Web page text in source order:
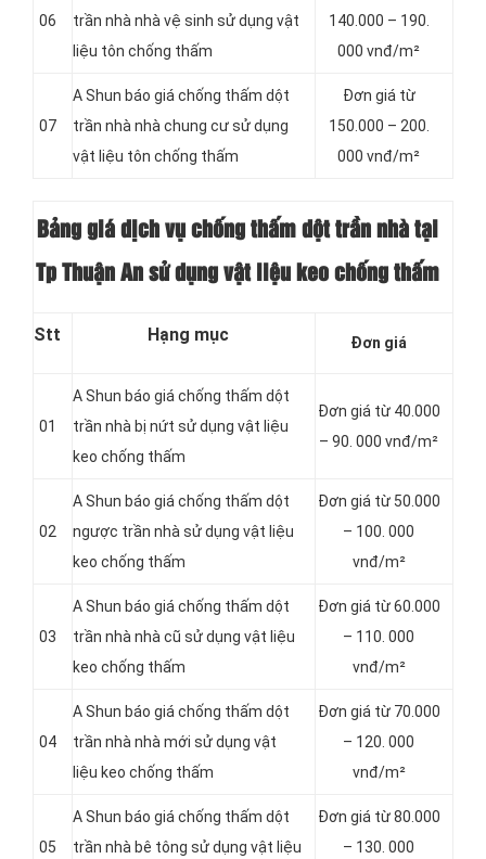
06
trần nhà nhà vệ sinh sử dụng vật
liệu tôn chống thấm
140.000 – 190.
000 vnđ/m²
07
A Shun báo giá chống thấm dột
trần nhà nhà chung cư sử dụng
vật liệu tôn chống thấm
Đơn giá từ
150.000 – 200.
000 vnđ/m²
Bảng giá dịch vụ chống thấm dột trần nhà tại
Tp Thuận An sử dụng vật liệu keo chống thấm
Stt Hạng mục Đơn giá
01
A Shun báo giá chống thấm dột
trần nhà bị nứt sử dụng vật liệu
keo chống thấm
Đơn giá từ 40.000
– 90. 000 vnđ/m²
02
A Shun báo giá chống thấm dột
ngược trần nhà sử dụng vật liệu
keo chống thấm
Đơn giá từ 50.000
– 100. 000
vnđ/m²
03
A Shun báo giá chống thấm dột
trần nhà nhà cũ sử dụng vật liệu
keo chống thấm
Đơn giá từ 60.000
– 110. 000
vnđ/m²
04
A Shun báo giá chống thấm dột
trần nhà nhà mới sử dụng vật
liệu keo chống thấm
Đơn giá từ 70.000
– 120. 000
vnđ/m²
05
A Shun báo giá chống thấm dột
trần nhà bê tông sử dụng vật liệu
Đơn giá từ 80.000
– 130. 000